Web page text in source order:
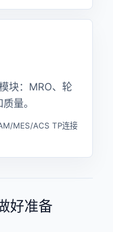
块：MRO、轮
量。
MES/ACS TP连接
好准备